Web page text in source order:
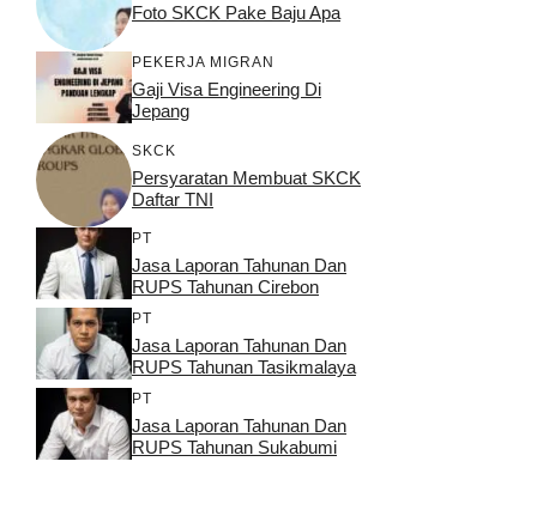
Foto SKCK Pake Baju Apa
PEKERJA MIGRAN
Gaji Visa Engineering Di
Jepang
SKCK
Persyaratan Membuat SKCK
Daftar TNI
PT
Jasa Laporan Tahunan Dan
RUPS Tahunan Cirebon
PT
Jasa Laporan Tahunan Dan
RUPS Tahunan Tasikmalaya
PT
Jasa Laporan Tahunan Dan
RUPS Tahunan Sukabumi